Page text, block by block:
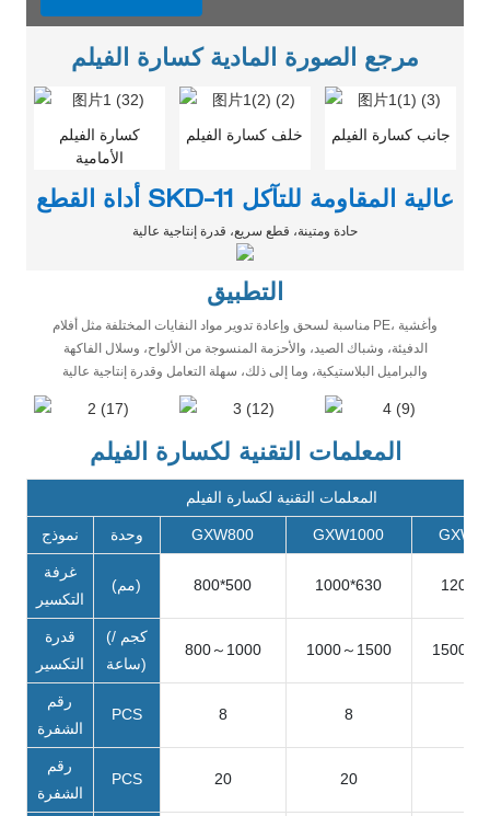
مرجع الصورة المادية كسارة الفيلم
كسارة الفيلم
الأمامية
خلف كسارة الفيلم جانب كسارة الفيلم
أداة القطع SKD-11 عالية المقاومة للتآكل
حادة ومتينة، قطع سريع، قدرة إنتاجية عالية
التطبيق
مناسبة لسحق وإعادة تدوير مواد النفايات المختلفة مثل أفلام PE، وأغشية
الدفيئة، وشباك الصيد، والأحزمة المنسوجة من الألواح، وسلال الفاكهة
والبراميل البلاستيكية، وما إلى ذلك، سهلة التعامل وقدرة إنتاجية عالية
المعلمات التقنية لكسارة الفيلم
المعلمات التقنية لكسارة الفيلم
نموذج وحدة GXW800 GXW1000
غرفة
التكسير
(مم) 800*500 1000*630
قدرة
التكسير
(كجم /
ساعة)
800～1000 1000～1500 1500～
رقم
الشفرة
PCS 8 8
رقم
الشفرة
PCS 20 20